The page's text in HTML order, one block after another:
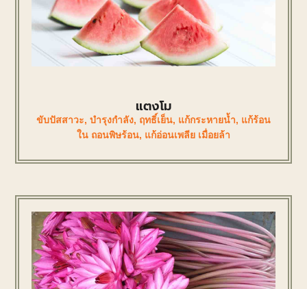
แตงโม
ขับปัสสาวะ, บำรุงกำลัง, ฤทธิ์เย็น, แก้กระหายน้ำ, แก้ร้อน
ใน ถอนพิษร้อน, แก้อ่อนเพลีย เมื่อยล้า